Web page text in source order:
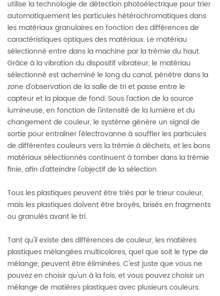
utilise la technologie de détection photoélectrique pour trier
automatiquement les particules hétérochromatiques dans
les matériaux granulaires en fonction des différences de
caractéristiques optiques des matériaux. Le matériau
sélectionné entre dans la machine par la trémie du haut.
Grâce à la vibration du dispositif vibrateur, le matériau
sélectionné est acheminé le long du canal, pénètre dans la
zone d'observation de la salle de tri et passe entre le
capteur et la plaque de fond. Sous l'action de la source
lumineuse, en fonction de l'intensité de la lumière et du
changement de couleur, le système génère un signal de
sortie pour entraîner l'électrovanne à souffler les particules
de différentes couleurs vers la trémie à déchets, et les bons
matériaux sélectionnés continuent à tomber dans la trémie
finie, afin d'atteindre l'objectif de la sélection.
Tous les plastiques peuvent être triés par le trieur couleur,
mais les plastiques doivent être broyés, brisés en fragments
ou granulés avant le tri.
Tant qu'il existe des différences de couleur, les matières
plastiques mélangées multicolores, quel que soit le type de
mélange, peuvent être éliminées. C'est juste que vous ne
pouvez en choisir qu'un à la fois, et vous pouvez choisir un
mélange de matières plastiques avec plusieurs couleurs.